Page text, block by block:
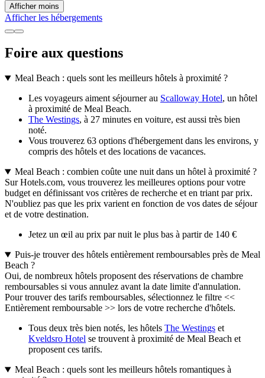
Afficher moins
Afficher les hébergements
Foire aux questions
Meal Beach : quels sont les meilleurs hôtels à proximité ?
Les voyageurs aiment séjourner au Scalloway Hotel, un hôtel
à proximité de Meal Beach.
The Westings, à 27 minutes en voiture, est aussi très bien
noté.
Vous trouverez 63 options d'hébergement dans les environs, y
compris des hôtels et des locations de vacances.
Meal Beach : combien coûte une nuit dans un hôtel à proximité ?
Sur Hotels.com, vous trouverez les meilleures options pour votre
budget en définissant vos critères de recherche et en triant par prix.
N'oubliez pas que les prix varient en fonction de vos dates de séjour
et de votre destination.
Jetez un œil au prix par nuit le plus bas à partir de 140 €
Puis-je trouver des hôtels entièrement remboursables près de Meal
Beach ?
Oui, de nombreux hôtels proposent des réservations de chambre
remboursables si vous annulez avant la date limite d'annulation.
Pour trouver des tarifs remboursables, sélectionnez le filtre <<
Entièrement remboursable >> lors de votre recherche d'hôtels.
Tous deux très bien notés, les hôtels The Westings et
Kveldsro Hotel se trouvent à proximité de Meal Beach et
proposent ces tarifs.
Meal Beach : quels sont les meilleurs hôtels romantiques à